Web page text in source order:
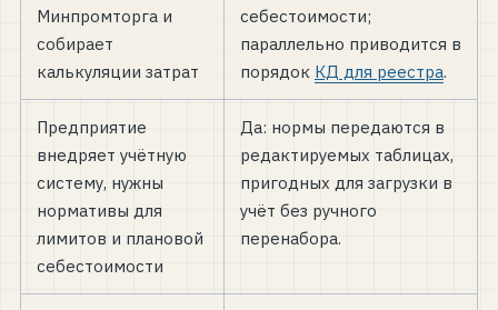
Минпромторга и
собирает
калькуляции затрат
себестоимости;
параллельно приводится в
порядок КД для реестра.
Предприятие
внедряет учётную
систему, нужны
нормативы для
лимитов и плановой
себестоимости
Да: нормы передаются в
редактируемых таблицах,
пригодных для загрузки в
учёт без ручного
перенабора.